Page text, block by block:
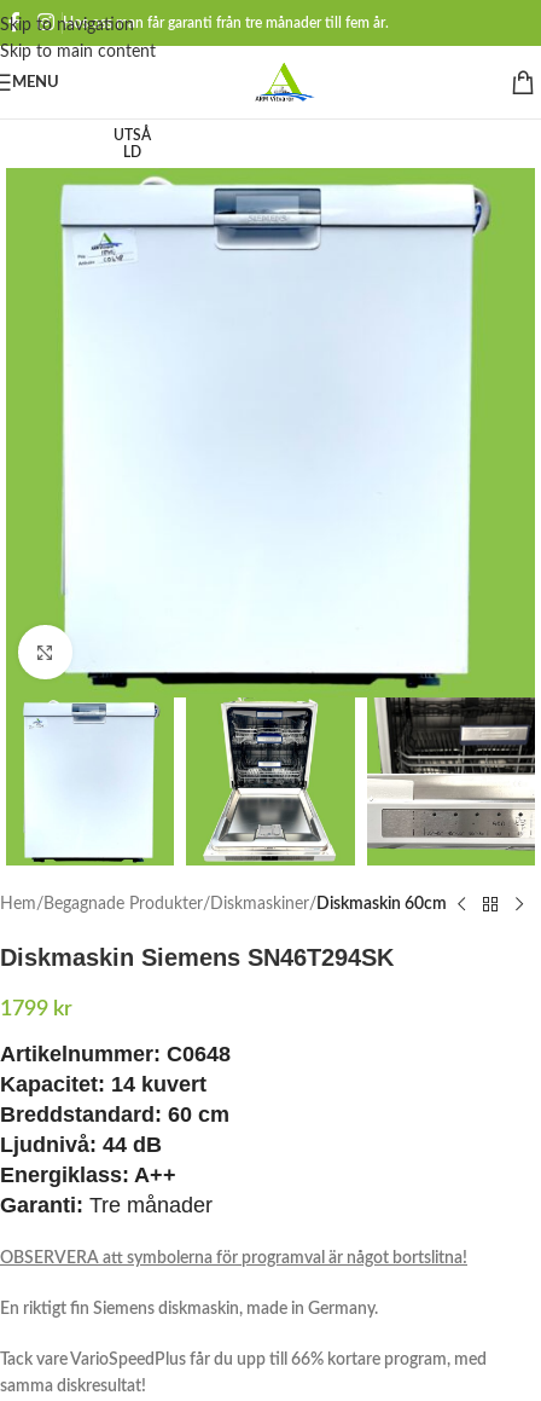
Skip to navigation
Skip to main content
Hos oss man får garanti från tre månader till fem år.
MENU
UTSÅ
LD
Hem Begagnade Produkter Diskmaskiner Diskmaskin 60cm
Diskmaskin Siemens SN46T294SK
1799 kr
Artikelnummer: C0648
Kapacitet: 14 kuvert
Breddstandard: 60 cm
Ljudnivå: 44 dB
Energiklass: A++
Garanti: Tre månader
OBSERVERA att symbolerna för programval är något bortslitna!
En riktigt fin Siemens diskmaskin, made in Germany.
Tack vare VarioSpeedPlus får du upp till 66% kortare program, med
samma diskresultat!